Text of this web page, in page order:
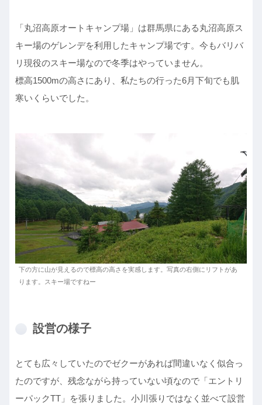
「丸沼高原オートキャンプ場」は群馬県にある丸沼高原ス
キー場のゲレンデを利用したキャンプ場です。今もバリバ
リ現役のスキー場なので冬季はやっていません。
標高1500mの高さにあり、私たちの行った6月下旬でも肌
寒いくらいでした。
下の方に山が見えるので標高の高さを実感します。写真の右側にリフトがあ
ります。スキー場ですねー
設営の様子
とても広々していたのでゼクーがあれば間違いなく似合っ
たのですが、残念ながら持っていない頃なので「エントリ
ーパックTT」を張りました。小川張りではなく並べて設営